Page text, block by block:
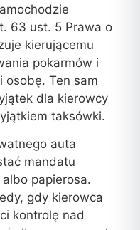
63 ust. 5 Prawa o
kierującemu
pokarmów i
osobę. Ten sam
dla kierowcy
taksówki.
auta
mandatu
papierosa.
gdy kierowca
kontrolę nad